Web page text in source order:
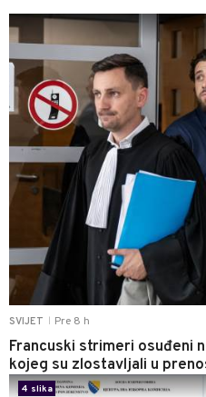
SVIJET Pre 8 h
Francuski strimeri osuđeni
kojeg su zlostavljali u
4 slika